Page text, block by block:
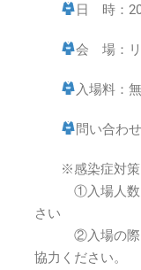
日 時：
会 場：リ
入場料：
問い合わ
※感染症対策を
①入場人数に
さい
②入場の際は
協力ください。